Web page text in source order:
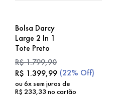
Bolsa Darcy
Large 2 In 1
Tote Preto
R$1.799,90
R$ 1.399,99 (22% Off)
ou6x sem juros de
R$ 233,33 no cartão